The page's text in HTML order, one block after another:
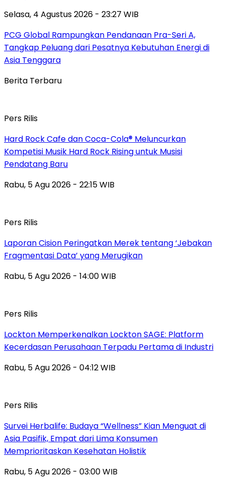
Selasa, 4 Agustus 2026 - 23:27 WIB
PCG Global Rampungkan Pendanaan Pra-Seri A,
Tangkap Peluang dari Pesatnya Kebutuhan Energi di
Asia Tenggara
Berita Terbaru
Pers Rilis
Hard Rock Cafe dan Coca-Cola® Meluncurkan
Kompetisi Musik Hard Rock Rising untuk Musisi
Pendatang Baru
Rabu, 5 Agu 2026 - 22:15 WIB
Pers Rilis
Laporan Cision Peringatkan Merek tentang ‘Jebakan
Fragmentasi Data’ yang Merugikan
Rabu, 5 Agu 2026 - 14:00 WIB
Pers Rilis
Lockton Memperkenalkan Lockton SAGE: Platform
Kecerdasan Perusahaan Terpadu Pertama di Industri
Rabu, 5 Agu 2026 - 04:12 WIB
Pers Rilis
Survei Herbalife: Budaya “Wellness” Kian Menguat di
Asia Pasifik, Empat dari Lima Konsumen
Memprioritaskan Kesehatan Holistik
Rabu, 5 Agu 2026 - 03:00 WIB